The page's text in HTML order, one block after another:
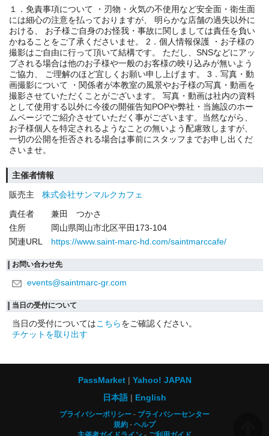
１．免責事項について ・刃物・火気の不使用など安全面・衛生面
には細心の注意を払っておりますが、 明らかな店舗の過失以外に
おける、 お子様ご自身のお怪我・事故に関しましては責任を負い
かねることをご了承くださいませ。 2．個人情報保護 ・お子様の
撮影はご自由に行って頂いて結構です。 ただし、SNSなどにアッ
プされる場合は他のお子様や一般のお客様の映り込みが無いよう
ご協力、 ご理解のほど宜しくお願い申し上げます。 3．写真・動
画撮影について ・関係者が本教室の風景やお子様の写真・動画を
撮影させていただくことがございます。 写真・動画は社内の資料
として使用する以外に今後の開催告知POPや弊社・当施設のホー
ムページでご紹介させていただく事がございます。当然ながら、
お子様個人を特定されるようなことの無いよう配慮致しますが、
一切の公開を拒否される場合は事前にスタッフまでお申し出くだ
さいませ。
主催者情報
販売主
株式会社サンマルクカフェ
責任者
兼田 つかさ
住所
岡山県岡山市北区平田173-104
関連URL
https://www.saint-marc-hd.com/saintmarccafe/
お問い合わせ先
events@saintmarc-gr.com
当日の受付について
当日の受付についてはこちらをご確認ください。
チケットを取り出す
PassMarket
Yahoo! JAPAN
日本語
English
プライバシーポリシー
プライバシーセンター
規約
ヘルプ